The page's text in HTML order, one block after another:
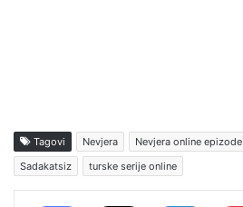
Tagovi Nevjera Nevjera online epizode
Sadakatsiz
turske serije online